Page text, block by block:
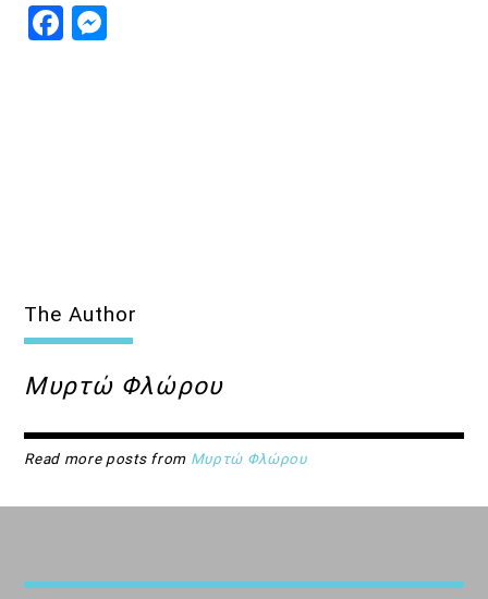
Facebook
The Author
Μυρτώ Φλώρου
Read more posts from Μυρτώ Φλώρου